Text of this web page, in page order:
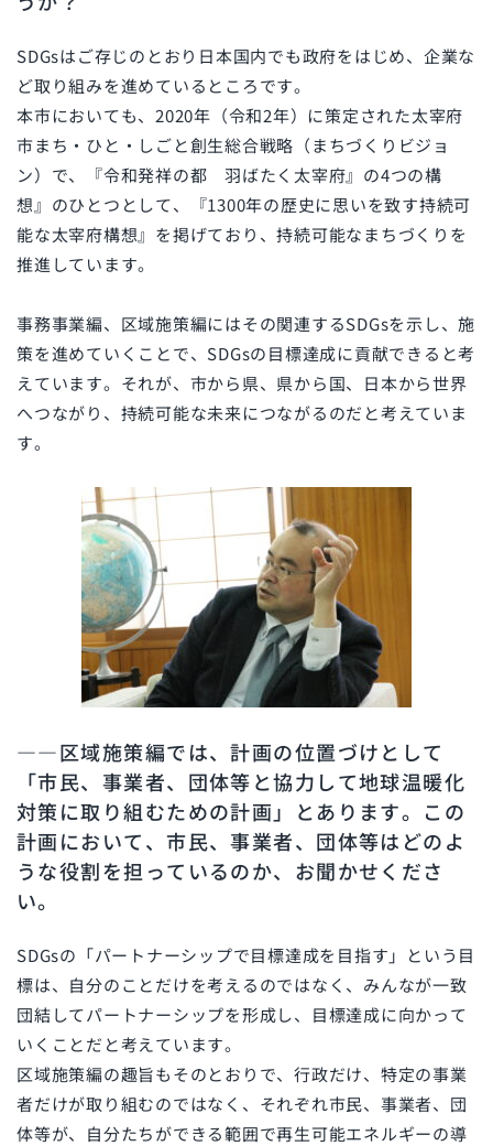
SDGsはご存じのとおり日本国内でも政府をはじめ、企業な
ど取り組みを進めているところです。
本市においても、2020年（令和2年）に策定された太宰府
市まち・ひと・しごと創生総合戦略（まちづくりビジョ
ン）で、『令和発祥の都 羽ばたく太宰府』の4つの構
想』のひとつとして、『1300年の歴史に思いを致す持続可
能な太宰府構想』を掲げており、持続可能なまちづくりを
推進しています。
事務事業編、区域施策編にはその関連するSDGsを示し、施
策を進めていくことで、SDGsの目標達成に貢献できると考
えています。それが、市から県、県から国、日本から世界
へつながり、持続可能な未来につながるのだと考えていま
す。
――区域施策編では、計画の位置づけとして
「市民、事業者、団体等と協力して地球温暖化
対策に取り組むための計画」とあります。この
計画において、市民、事業者、団体等はどのよ
うな役割を担っているのか、お聞かせくださ
い。
SDGsの「パートナーシップで目標達成を目指す」という目
標は、自分のことだけを考えるのではなく、みんなが一致
団結してパートナーシップを形成し、目標達成に向かって
いくことだと考えています。
区域施策編の趣旨もそのとおりで、行政だけ、特定の事業
者だけが取り組むのではなく、それぞれ市民、事業者、団
体等が、自分たちができる範囲で再生可能エネルギーの導